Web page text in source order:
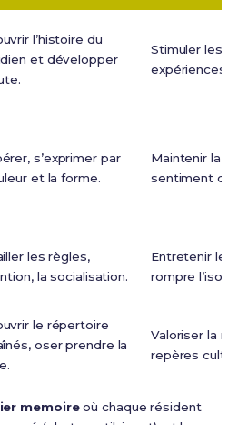
l’histoire du
et développer
Stimuler les
expériences
s’exprimer par
et la forme.
Maintenir la
sentiment
les règles,
la socialisation.
Entretenir
rompre
le répertoire
oser prendre la
Valoriser la
repères
memoireoù chaque résident